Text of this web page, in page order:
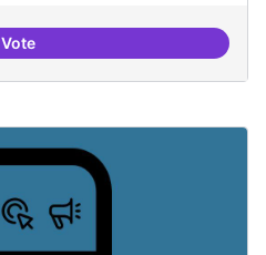
VoteGrades Obertes